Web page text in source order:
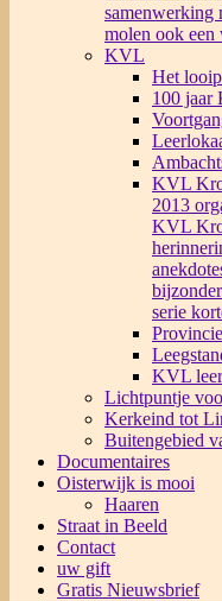
samenwerking
molen ook een
KVL
Het
100 jaar
KVL
2013
KVL
serie
KVL
Lichtpuntje
Kerkeind tot
Buitengebied
Documentaires
Oisterwijk is mooi
Haaren
Straat in Beeld
Contact
uw gift
Gratis Nieuwsbrief